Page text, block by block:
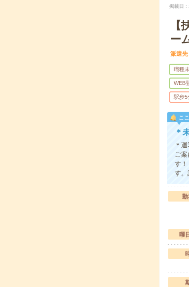
掲載日
ー
派遣先
職種
WEB
駅歩5
こ
＊
＊
ご
す
す。
曜